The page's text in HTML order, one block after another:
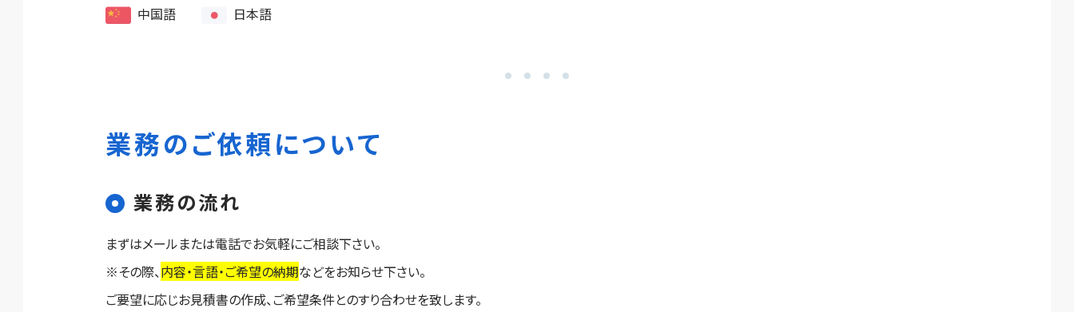
中国語 日本語
業務のご依頼について
業務の流れ
まずはメールまたは電話でお気軽にご相談下さい。
※その際、内容・言語・ご希望の納期などをお知らせ下さい。
ご要望に応じお見積書の作成、ご希望条件とのすり合わせを致します。